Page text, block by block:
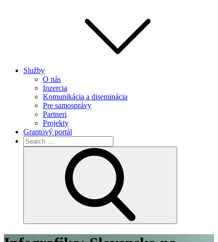
Služby
O nás
Inzercia
Komunikácia a diseminácia
Pre samosprávy
Partneri
Projekty
Grantový portál
Search
for: